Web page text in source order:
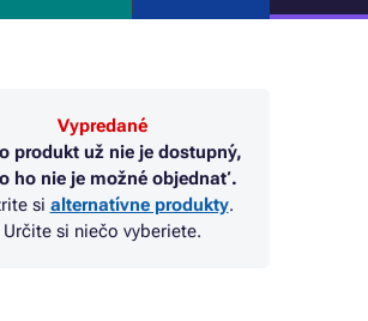
Vypredané
produkt už nie je dostupný,
ho nie je možné objednať.
si alternatívne produkty.
Určite si niečo vyberiete.